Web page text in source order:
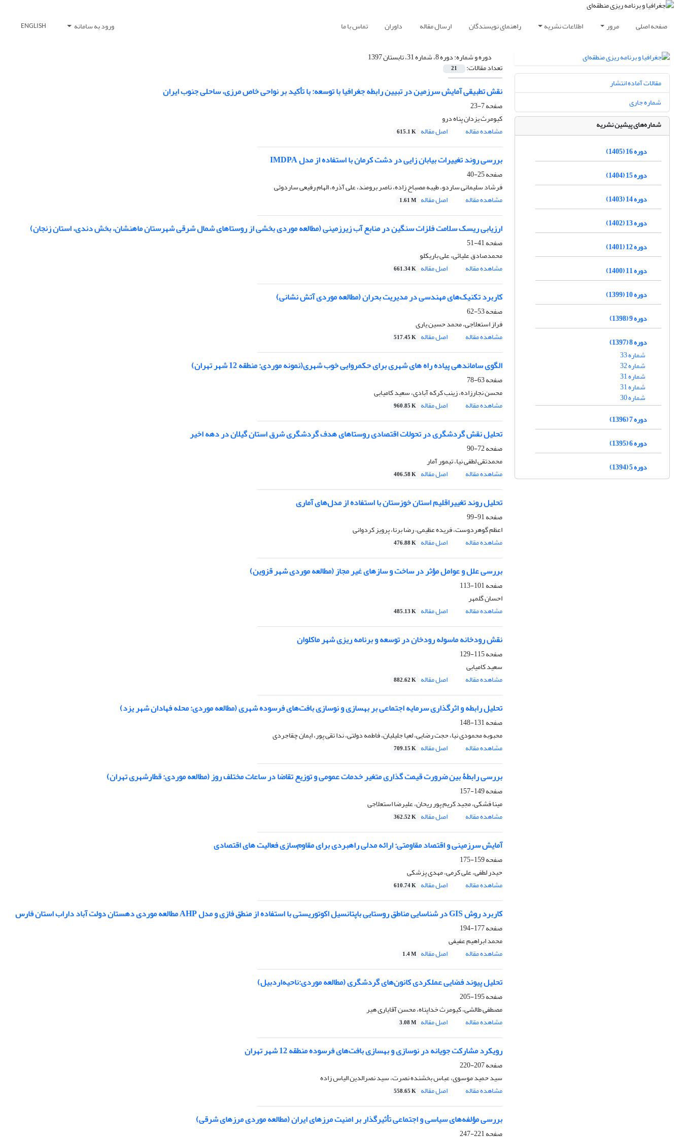
صفحه اصلی مرور اطلاعات نشریه راهنمای نویسندگان ارسال مقاله داوران تماس با ما ورود به سامانه ENGLISH
دوره و شماره:دوره 8، شماره 31، تابستان 1397
تعداد مقالات: 21
نقش تطبیقی آمایش سرزمین در تبیین رابطه جغرافیا با توسعه: با تأکید بر نواحی خاص مرزی، ساحلی جنوب ایران
صفحه7-23
کیومرث یزدان پناه درو
مشاهده مقاله
اصل مقاله 615.1 K
بررسی روند تغییرات بیابان زایی در دشت کرمان با استفاده از مدل IMDPA
صفحه25-40
فرشاد سلیمانی ساردو، طیبه مصباح زاده، ناصر برومند، علی آذره، الهام رفیعی ساردوئی
مشاهده مقاله
اصل مقاله 1.61 M
ارزیابی ریسک سلامت فلزات سنگین در منابع آب زیرزمینی (مطالعه موردی بخشی از روستاهای شمال شرقی شهرستان ماهنشان، بخش دندی، استان زنجان)
صفحه41-51
محمدصادق علیائی، علی باریکلو
مشاهده مقاله
اصل مقاله 661.34 K
کاربرد تکنیک‌های مهندسی در مدیریت بحران (مطالعه موردی آتش نشانی)
صفحه53-62
فراز استعلاجی، محمد حسین یاری
مشاهده مقاله
اصل مقاله 517.45 K
الگوی ساماندهی پیاده راه های شهری برای حکمروایی خوب شهری(نمونه موردی: منطقه 12 شهر تهران)
صفحه63-78
محسن نجارزاده، زینب کرکه آبادی، سعید کامیابی
مشاهده مقاله
اصل مقاله 960.85 K
تحلیل نقش گردشگری در تحولات اقتصادی روستاهای هدف گردشگری شرق استان گیلان در دهه اخیر
صفحه72-90
محمدتقی لطفی نیا، تیمور آمار
مشاهده مقاله
اصل مقاله 406.58 K
تحلیل روند تغییراقلیم استان خوزستان با استفاده از مدل‌های آماری
صفحه91-99
اعظم گوهردوست، فریده عظیمی، رضا برنا، پرویز کردوانی
مشاهده مقاله
اصل مقاله 476.88 K
بررسی علل و عوامل مؤثر در ساخت و سازهای غیر مجاز (مطالعه موردی شهر قزوین)
صفحه101-113
احسان گلمهر
مشاهده مقاله
اصل مقاله 485.13 K
نقش رودخانه ماسوله رودخان در توسعه و برنامه ریزی شهر ماکلوان
صفحه115-129
سعید کامیابی
مشاهده مقاله
اصل مقاله 882.62 K
تحلیل رابطه و اثرگذاری سرمایه اجتماعی بر بهسازی و نوسازی بافت‌های فرسوده شهری (مطالعه موردی: محله فهادان شهر یزد)
صفحه131-148
محبوبه محمودی نیا، حجت رضایی، لعیا جلیلیان، فاطمه دولتی، ندا تقی پور، ایمان چقاجردی
مشاهده مقاله
اصل مقاله 709.15 K
بررسی رابطۀ بین ضرورت قیمت گذاری متغیر خدمات عمومی و توزیع تقاضا در ساعات مختلف روز (مطالعه موردی: قطارشهری تهران)
صفحه149-157
مینا فشکی، مجید کریم پور ریحان، علیرضا استعلاجی
مشاهده مقاله
اصل مقاله 362.52 K
آمایش سرزمینی و اقتصاد مقاومتی: ارائه مدلی راهبردی برای مقاوم‌سازی فعالیت های اقتصادی
صفحه159-175
حیدر لطفی، علی کرمی، مهدی پزشکی
مشاهده مقاله
اصل مقاله 610.74 K
کاربرد روش GIS در شناسایی مناطق روستایی باپتانسیل اکوتوریستی با استفاده از منطق فازی و مدل AHP مطالعه موردی دهستان دولت آباد داراب استان فارس
صفحه177-194
محمد ابراهیم عفیفی
مشاهده مقاله
اصل مقاله 1.4 M
تحلیل پیوند فضایی عملکردی کانون‌های گردشگری (مطالعه موردی:‌ناحیه‌اردبیل)
صفحه195-205
مصطفی طالشی، کیومرث خداپناه، محسن آقایاری هیر
مشاهده مقاله
اصل مقاله 3.08 M
رویکرد مشارکت جویانه در نوسازی و بهسازی بافت‌های فرسوده منطقه 12 شهر تهران
صفحه207-220
سید حمید موسوی، عباس بخشنده نصرت، سید نصرالدین الیاس زاده
مشاهده مقاله
اصل مقاله 558.65 K
بررسی مؤلفه‌های سیاسی و اجتماعی تأثیرگذار بر امنیت مرزهای ایران (مطالعه موردی مرزهای شرقی)
صفحه221-247
مقالات آماده انتشار
شماره جاری
شماره‌های پیشین نشریه
دوره 16 (1405)
دوره 15 (1404)
دوره 14 (1403)
دوره 13 (1402)
دوره 12 (1401)
دوره 11 (1400)
دوره 10 (1399)
دوره 9 (1398)
دوره 8 (1397)
شماره 33
شماره 32
شماره 31
شماره 31
شماره 30
دوره 7 (1396)
دوره 6 (1395)
دوره 5 (1394)